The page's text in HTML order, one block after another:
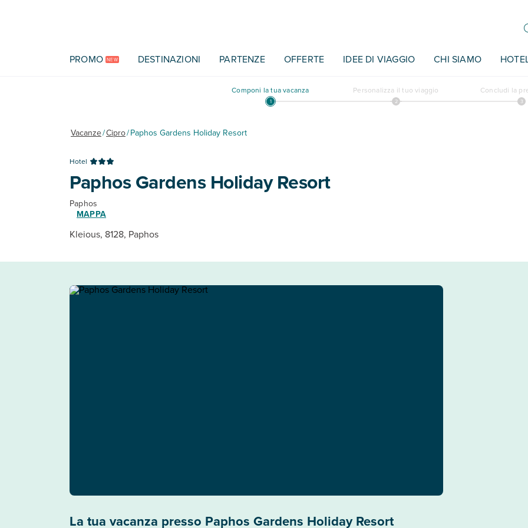
PROMO NEW DESTINAZIONI PARTENZE OFFERTE IDEE DI VIAGGIO CHI SIAMO
Componi la tua vacanza Personalizza il tuo viaggio Concludi la
Vacanze/Cipro/Paphos Gardens Holiday Resort
Hotel
Paphos Gardens Holiday Resort
Paphos
MAPPA
Kleious, 8128, Paphos
La tua vacanza presso Paphos Gardens Holiday Resort